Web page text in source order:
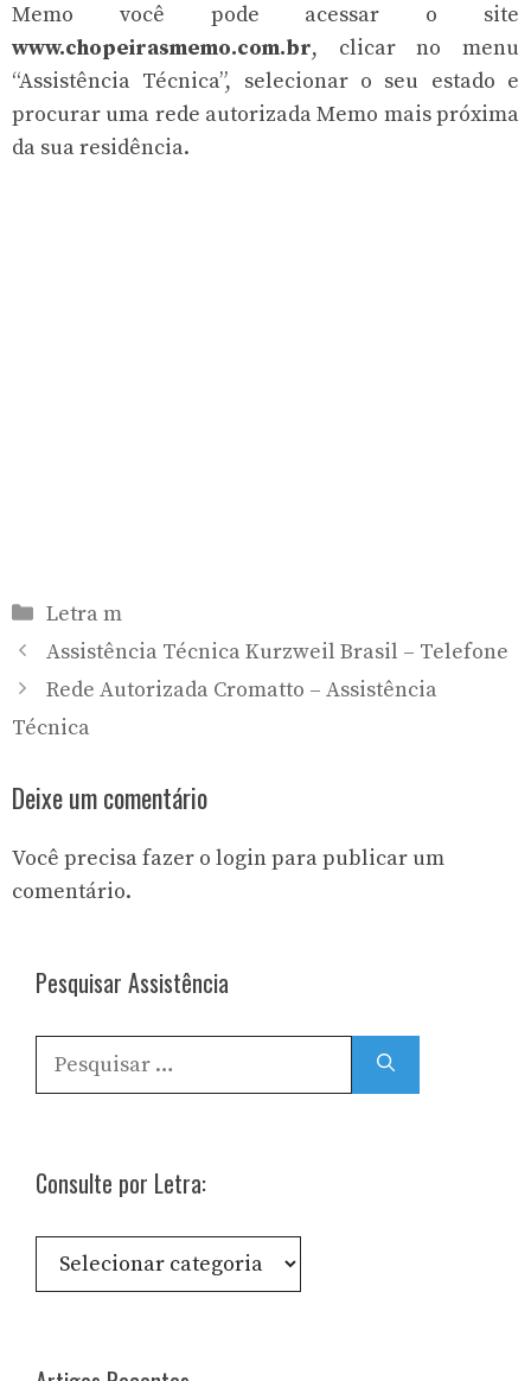
Memo você pode acessar o site
www.chopeirasmemo.com.br, clicar no menu
“Assistência Técnica”, selecionar o seu estado e
procurar uma rede autorizada Memo mais próxima
da sua residência.
Categorias
Letra m
Assistência Técnica Kurzweil Brasil – Telefone
Rede Autorizada Cromatto – Assistência
Técnica
Deixe um comentário
Você precisa fazer o loginpara publicar um
comentário.
Pesquisar Assistência
Pesquisar
por:
Consulte por Letra:
Consulte